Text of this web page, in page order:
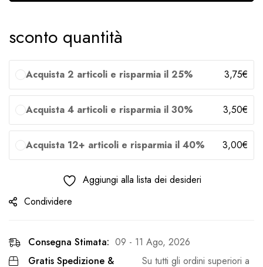
sconto quantità
Acquista 2 articoli e risparmia il 25% 3,75€
Acquista 4 articoli e risparmia il 30% 3,50€
Acquista 12+ articoli e risparmia il 40% 3,00€
Aggiungi alla lista dei desideri
Condividere
Consegna Stimata: 09 - 11 Ago, 2026
Gratis Spedizione &
Su tutti gli ordini superiori a